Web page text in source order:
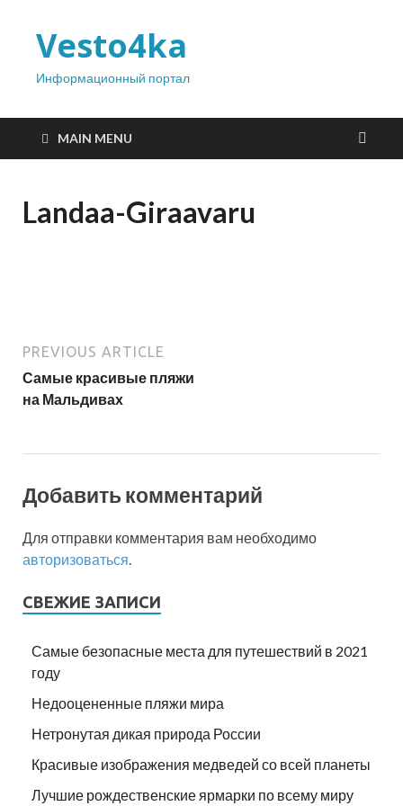
Vesto4ka
Информационный портал
MAIN MENU
Landaa-Giraavaru
PREVIOUS ARTICLE
Самые красивые пляжи
на Мальдивах
Добавить комментарий
Для отправки комментария вам необходимо
авторизоваться
СВЕЖИЕ ЗАПИСИ
Самые безопасные места для путешествий в 2021
году
Недооцененные пляжи мира
Нетронутая дикая природа России
Красивые изображения медведей со всей планеты
Лучшие рождественские ярмарки по всему миру